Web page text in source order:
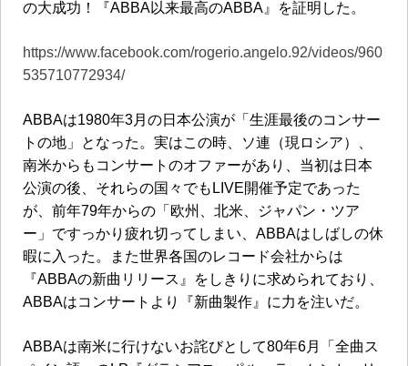
の大成功！『ABBA以来最高のABBA 』を証明した。
https://www.facebook.com/rogerio.angelo.92/videos/960
535710772934/
ABBAは1980年3月の日本公演が「生涯最後のコンサー
トの地」となった。実はこの時、ソ連（現ロシア）、
南米からもコンサートのオファーがあり、当初は日本
公演の後、それらの国々でも LIVE開催予定であった
が、前年79年からの「欧州、北米、ジャパン・ツア
ー」ですっかり疲れ切ってしまい、 ABBAはしばしの休
暇に入った。また世界各国のレコード会社からは
『ABBAの新曲リリース』をしきりに求められており、
ABBAはコンサートより『新曲製作』に力を注いだ。
ABBAは南米に行けないお詫びとして80年6月「全曲ス